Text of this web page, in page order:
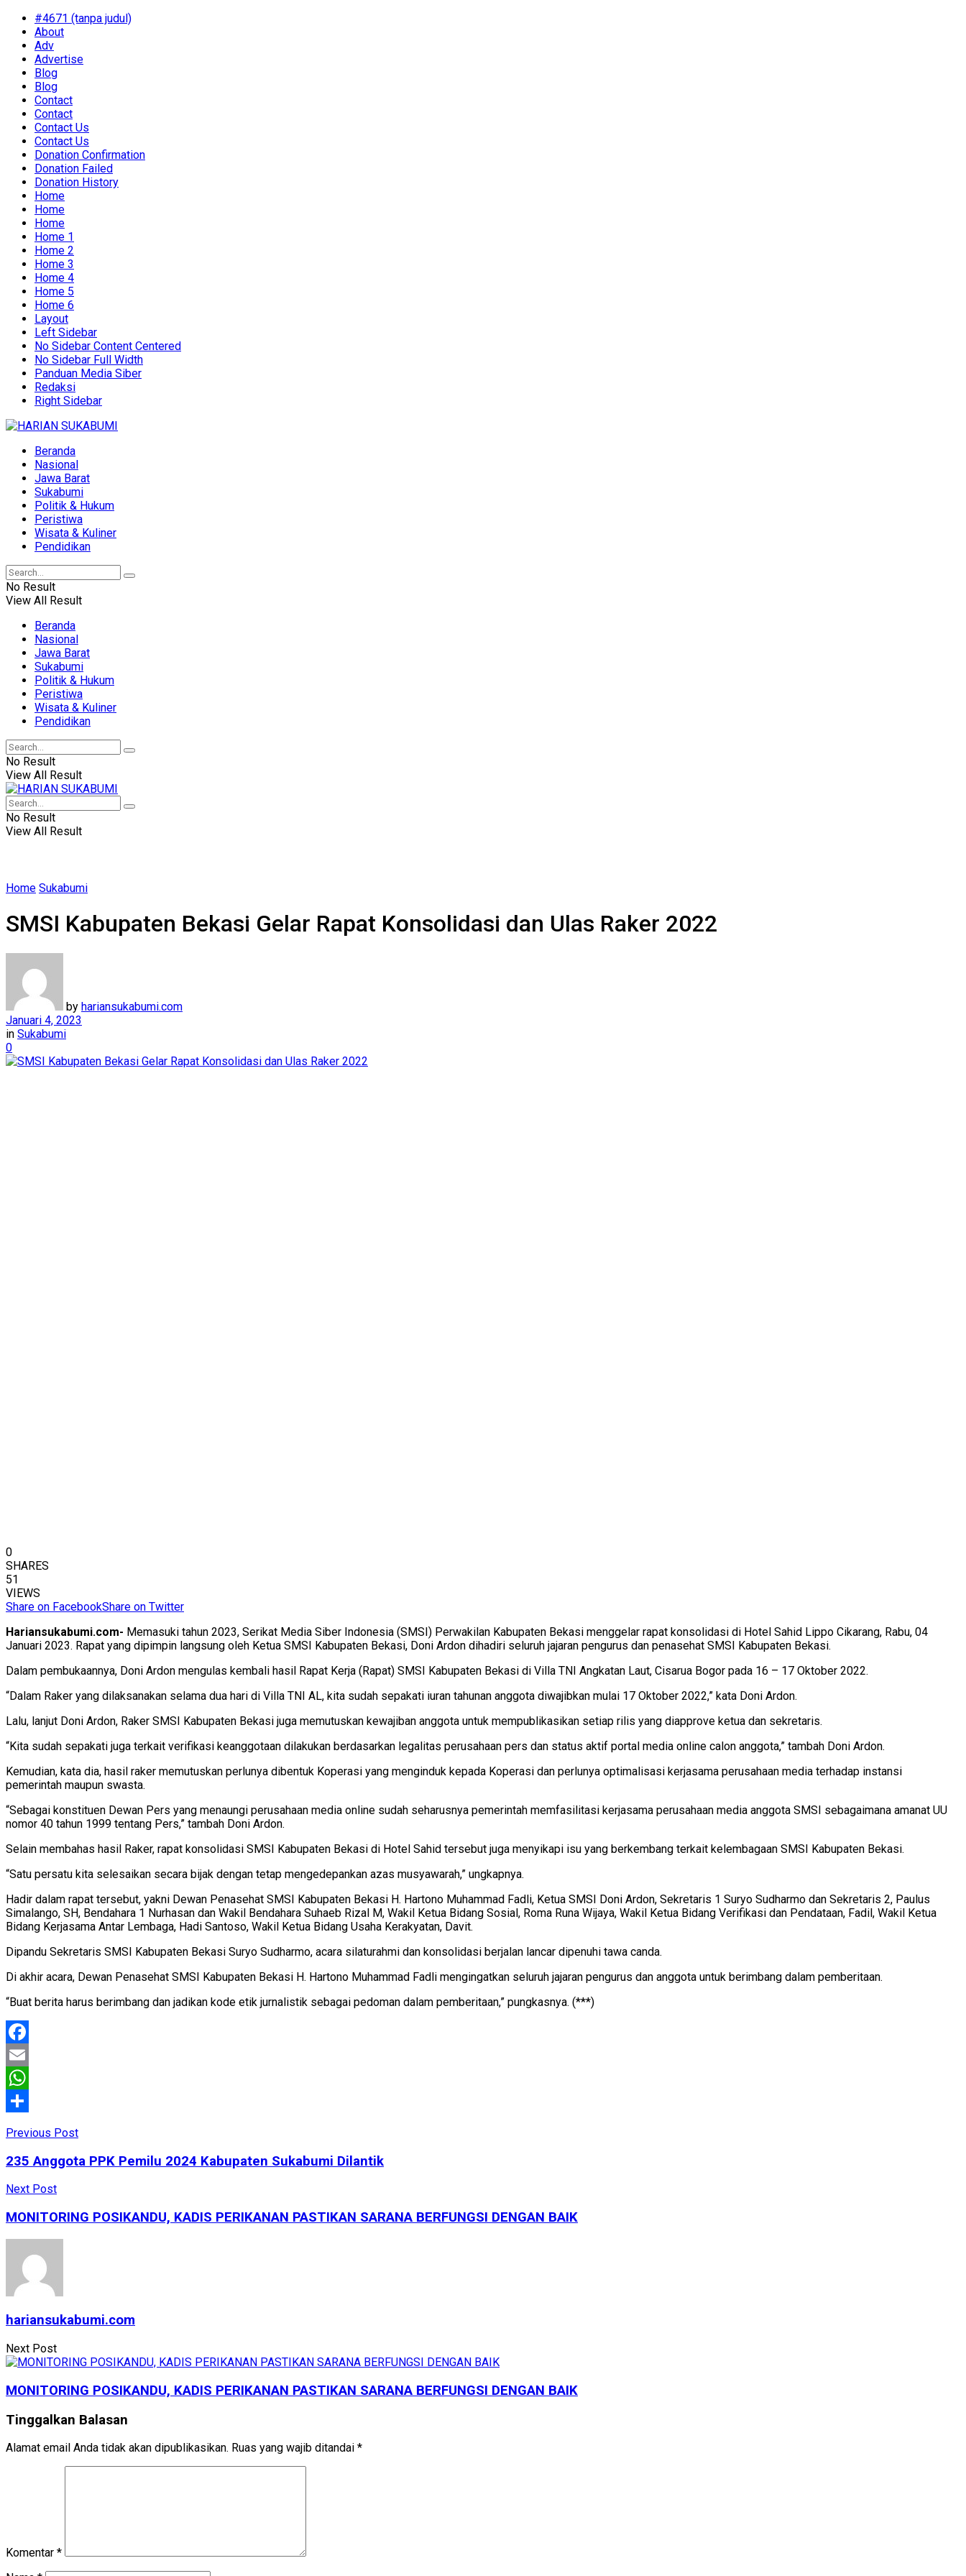
#4671 (tanpa judul)
About
Adv
Advertise
Blog
Blog
Contact
Contact
Contact Us
Contact Us
Donation Confirmation
Donation Failed
Donation History
Home
Home
Home
Home 1
Home 2
Home 3
Home 4
Home 5
Home 6
Layout
Left Sidebar
No Sidebar Content Centered
No Sidebar Full Width
Panduan Media Siber
Redaksi
Right Sidebar
Beranda
Nasional
Jawa Barat
Sukabumi
Politik & Hukum
Peristiwa
Wisata & Kuliner
Pendidikan
No Result
View All Result
Beranda
Nasional
Jawa Barat
Sukabumi
Politik & Hukum
Peristiwa
Wisata & Kuliner
Pendidikan
No Result
View All Result
No Result
View All Result
Home Sukabumi
SMSI Kabupaten Bekasi Gelar Rapat Konsolidasi dan Ulas Raker 2022
by hariansukabumi.com
Januari 4, 2023
in Sukabumi
0
0
SHARES
51
VIEWS
Share on FacebookShare on Twitter
Hariansukabumi.com- Memasuki tahun 2023, Serikat Media Siber Indonesia (SMSI) Perwakilan Kabupaten Bekasi menggelar rapat konsolidasi di Hotel Sahid Lippo Cikarang, Rabu, 04
Januari 2023. Rapat yang dipimpin langsung oleh Ketua SMSI Kabupaten Bekasi, Doni Ardon dihadiri seluruh jajaran pengurus dan penasehat SMSI Kabupaten Bekasi.
Dalam pembukaannya, Doni Ardon mengulas kembali hasil Rapat Kerja (Rapat) SMSI Kabupaten Bekasi di Villa TNI Angkatan Laut, Cisarua Bogor pada 16 – 17 Oktober 2022.
“Dalam Raker yang dilaksanakan selama dua hari di Villa TNI AL, kita sudah sepakati iuran tahunan anggota diwajibkan mulai 17 Oktober 2022,” kata Doni Ardon.
Lalu, lanjut Doni Ardon, Raker SMSI Kabupaten Bekasi juga memutuskan kewajiban anggota untuk mempublikasikan setiap rilis yang diapprove ketua dan sekretaris.
“Kita sudah sepakati juga terkait verifikasi keanggotaan dilakukan berdasarkan legalitas perusahaan pers dan status aktif portal media online calon anggota,” tambah Doni Ardon.
Kemudian, kata dia, hasil raker memutuskan perlunya dibentuk Koperasi yang menginduk kepada Koperasi dan perlunya optimalisasi kerjasama perusahaan media terhadap instansi
pemerintah maupun swasta.
“Sebagai konstituen Dewan Pers yang menaungi perusahaan media online sudah seharusnya pemerintah memfasilitasi kerjasama perusahaan media anggota SMSI sebagaimana amanat UU
nomor 40 tahun 1999 tentang Pers,” tambah Doni Ardon.
Selain membahas hasil Raker, rapat konsolidasi SMSI Kabupaten Bekasi di Hotel Sahid tersebut juga menyikapi isu yang berkembang terkait kelembagaan SMSI Kabupaten Bekasi.
“Satu persatu kita selesaikan secara bijak dengan tetap mengedepankan azas musyawarah,” ungkapnya.
Hadir dalam rapat tersebut, yakni Dewan Penasehat SMSI Kabupaten Bekasi H. Hartono Muhammad Fadli, Ketua SMSI Doni Ardon, Sekretaris 1 Suryo Sudharmo dan Sekretaris 2, Paulus
Simalango, SH, Bendahara 1 Nurhasan dan Wakil Bendahara Suhaeb Rizal M, Wakil Ketua Bidang Sosial, Roma Runa Wijaya, Wakil Ketua Bidang Verifikasi dan Pendataan, Fadil, Wakil Ketua
Bidang Kerjasama Antar Lembaga, Hadi Santoso, Wakil Ketua Bidang Usaha Kerakyatan, Davit.
Dipandu Sekretaris SMSI Kabupaten Bekasi Suryo Sudharmo, acara silaturahmi dan konsolidasi berjalan lancar dipenuhi tawa canda.
Di akhir acara, Dewan Penasehat SMSI Kabupaten Bekasi H. Hartono Muhammad Fadli mengingatkan seluruh jajaran pengurus dan anggota untuk berimbang dalam pemberitaan.
“Buat berita harus berimbang dan jadikan kode etik jurnalistik sebagai pedoman dalam pemberitaan,” pungkasnya. (***)
Facebook
Email
WhatsApp
Previous Post
235 Anggota PPK Pemilu 2024 Kabupaten Sukabumi Dilantik
Next Post
MONITORING POSIKANDU, KADIS PERIKANAN PASTIKAN SARANA BERFUNGSI DENGAN BAIK
hariansukabumi.com
Next Post
MONITORING POSIKANDU, KADIS PERIKANAN PASTIKAN SARANA BERFUNGSI DENGAN BAIK
Tinggalkan Balasan
Alamat email Anda tidak akan dipublikasikan. Ruas yang wajib ditandai *
Komentar *